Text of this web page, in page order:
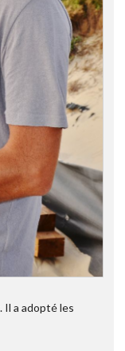
a adopté les